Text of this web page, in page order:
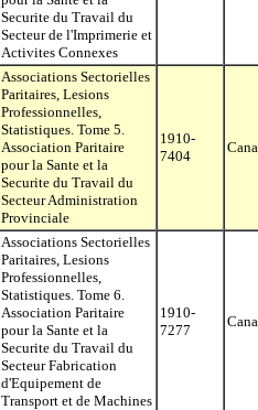
Securite du Travail du
Secteur de l'Imprimerie et
Activites Connexes
Associations Sectorielles
Paritaires, Lesions
Professionnelles,
Statistiques. Tome 5.
Association Paritaire
pour la Sante et la
Securite du Travail du
Secteur Administration
Provinciale
1910-
7404
Associations Sectorielles
Paritaires, Lesions
Professionnelles,
Statistiques. Tome 6.
Association Paritaire
pour la Sante et la
Securite du Travail du
Secteur Fabrication
d'Equipement de
Transport et de Machines
1910-
7277